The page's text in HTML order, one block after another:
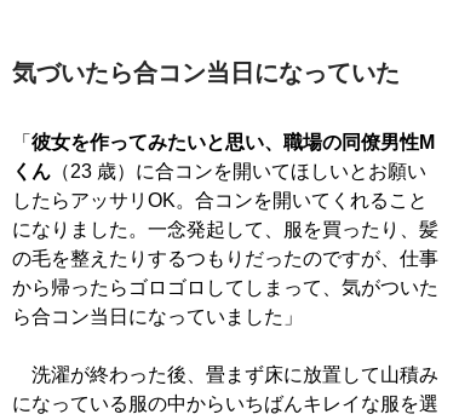
気づいたら合コン当日になっていた
「 彼女を作ってみたいと思い、職場の同僚男性M
くん （23 歳）に合コンを開いてほしいとお願い
したらアッサリOK。合コンを開いてくれること
になりました。一念発起して、服を買ったり、髪
の毛を整えたりするつもりだったのですが、仕事
から帰ったらゴロゴロしてしまって、気がついた
ら合コン当日になっていました」
洗濯が終わった後、畳まず床に放置して山積み
になっている服の中からいちばんキレイな服を選